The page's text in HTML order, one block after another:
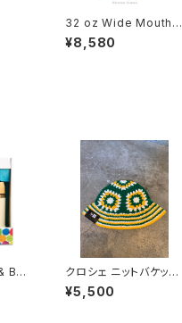
32 oz Wide Mouth F
lex Straw Glimmer
Cream
¥8,580
Bott
クロシェ ニットバケット
グリーン/イエロー/ホワ
イト
¥5,500